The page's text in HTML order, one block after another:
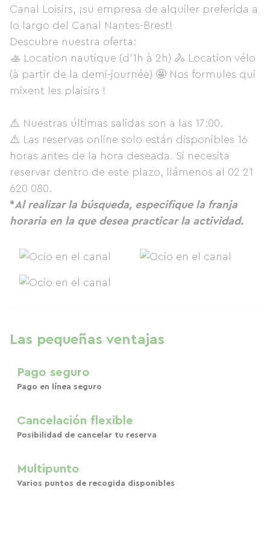
Canal Loisirs, ¡su empresa de alquiler preferida a
lo largo del Canal Nantes-Brest!
Descubre nuestra oferta:
‍🚣 Location nautique (d'1h à 2h) 🚴 Location vélo
(à partir de la demi-journée) 🤩 Nos formules qui
mixent les plaisirs !
⚠️ Nuestras últimas salidas son a las 17:00.
⚠️ Las reservas online solo están disponibles 16
horas antes de la hora deseada. Si necesita
reservar dentro de este plazo, llámenos al 02 21
620 080.
*Al realizar la búsqueda, especifique la franja
horaria en la que desea practicar la actividad.
Las pequeñas ventajas
Pago seguro
Pago en línea seguro
Cancelación flexible
Posibilidad de cancelar tu reserva
Multipunto
Varios puntos de recogida disponibles